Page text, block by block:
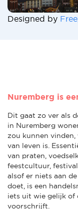
Designed by
Nuremberg is
Dit gaat zo ver als
in Nuremberg
zou kunnen
van leven is.
van praten,
feestcultuur,
alsof er niets aan
doet, is een
iets uit wie gelijk of
voorschrijft.